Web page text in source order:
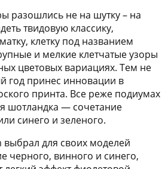
разошлись не на шутку – на
твидовую классику,
клетку под названием
и мелкие клетчатые узоры
цветовых вариациях. Тем не
год принес инновации в
принта. Все реже подиумах
шотландка — сочетание
синего и зеленого.
для своих моделей
черного, винного и синего,